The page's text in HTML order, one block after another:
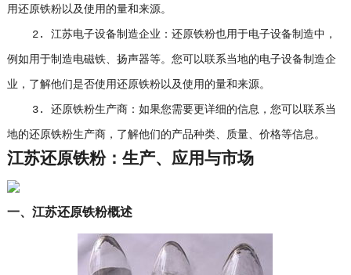
用还原铁粉以及使用的量和来源。
2. 江苏电子设备制造企业：还原铁粉也用于电子设备制造中，
例如用于制造电磁铁、扬声器等。您可以联系当地的电子设备制造企
业，了解他们是否使用还原铁粉以及使用的量和来源。
3. 还原铁粉生产商：如果您需要更详细的信息，您可以联系当
地的还原铁粉生产商，了解他们的产品种类、质量、价格等信息。
江苏还原铁粉：生产、应用与市场
一、江苏还原铁粉概述